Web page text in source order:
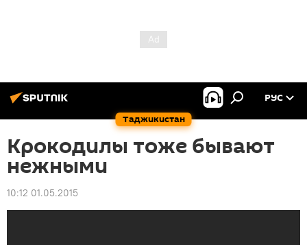
Таджикистан
РУС
Крокодилы тоже бывают
нежными
10:12 01.05.2015